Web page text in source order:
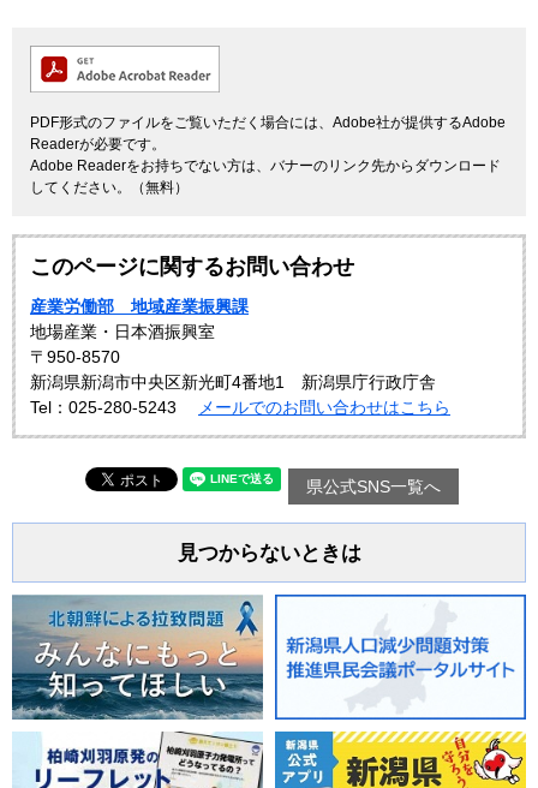
PDF形式のファイルをご覧いただく場合には、Adobe社が提供するAdobe
Readerが必要です。
Adobe Readerをお持ちでない方は、バナーのリンク先からダウンロード
してください。（無料）
このページに関するお問い合わせ
産業労働部 地域産業振興課
地場産業・日本酒振興室
〒950-8570
新潟県新潟市中央区新光町4番地1 新潟県庁行政庁舎
Tel：025-280-5243
メールでのお問い合わせはこちら
県公式SNS一覧へ
見つからないときは